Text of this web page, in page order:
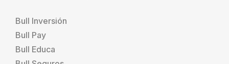
Bull Inversión
Bull Pay
Bull Educa